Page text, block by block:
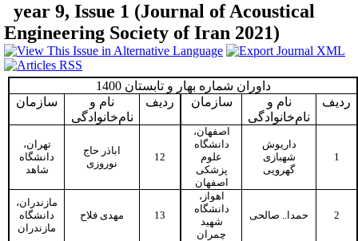
year 9, Issue 1 (Journal of Acoustical
Engineering Society of Iran 2021)
داوران شماره بهار و تابستان 1400
ردیف
نام و
نام‌خانوادگی
سازمان ردیف
نام و
نام‌خانوادگی
سازمان
1
داریوش
شهبازی
گهرویی
اصفهان،
دانشگاه
علوم
پزشکی
اصفهان
12
اباذر حاج
نوروزی
تهران،
دانشگاه
شاهد
2 حمدا.. صالحی
اهواز،
دانشگاه
شهید
چمران
13 مهدی فلاح
مازندران،
دانشگاه
مازندران